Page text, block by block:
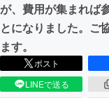
CAMPFIRE
CAMPFIRE
が、費用が集まれば
とになりました。ご
ます。
ポスト
LINEで送る